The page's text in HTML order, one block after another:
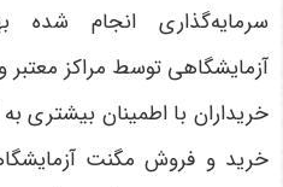
سرمایه‌گذاری انجام
آزمایشگاهی توسط مراکز معتبر
خریداران با اطمینان بیشتری به
خرید و فروش مگنت